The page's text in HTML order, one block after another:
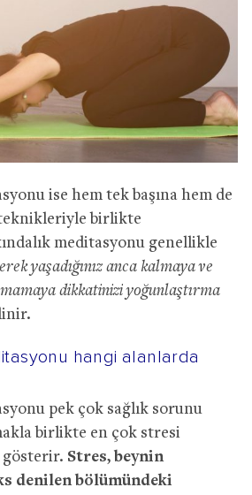
ise hem tek başına hem de
birlikte
meditasyonu genellikle
yaşadığınız anca kalmaya ve
dikkatinizi yoğunlaştırma
hangi alanlarda
pek çok sağlık sorunu
birlikte en çok stresi
gösterir. Stres, beynin
denilen bölümündeki